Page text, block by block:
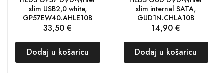
slim USB2,0 white,
GP57EW40.AHLE10B
33,50€
Dodaj u košaricu
slim internal SATA,
GUD1N.CHLA10B
14,90€
Dodaj u košaricu